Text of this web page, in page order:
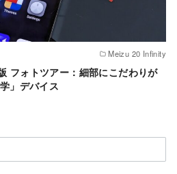
Meizu 20 Infinity
フォトツアー：細部にこだわりが
」デバイス